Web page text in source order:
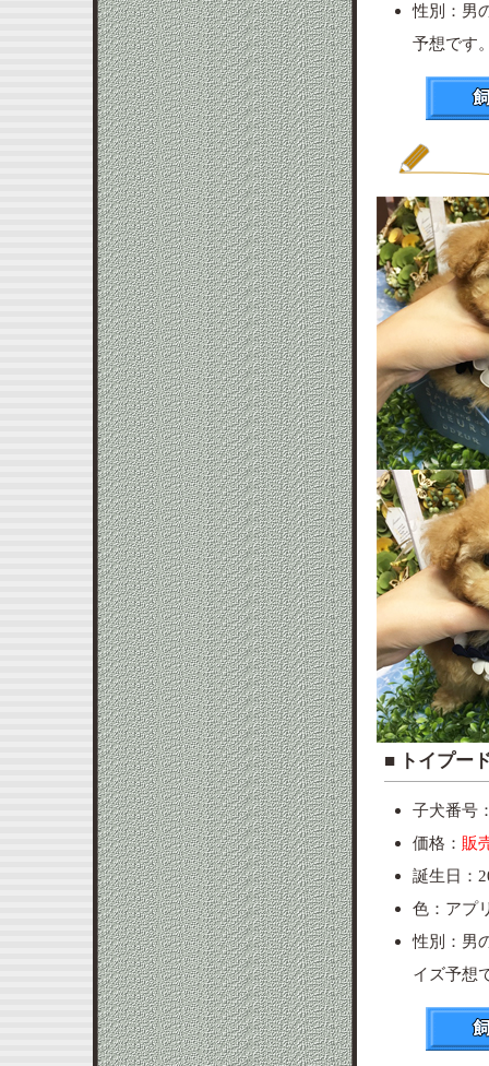
性別：
予想です
■ トイ
子犬番号
価格： 販
誕生日：
色：アプ
性別：
イズ予想